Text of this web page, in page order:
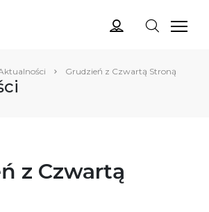
Grudzień z Czwartą Stroną
z Czwartą